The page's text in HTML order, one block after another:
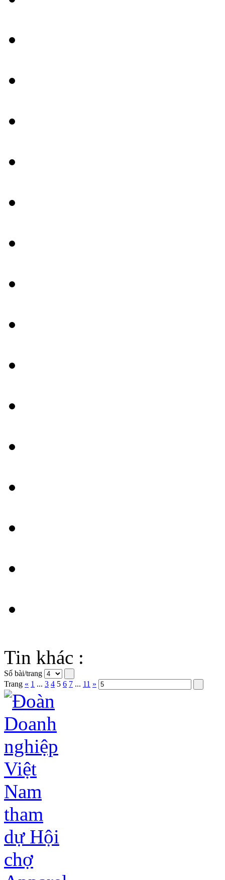
Tin khác :
Số bài/trang
Trang « 1 ... 3 4 5 6 7 ... 11 »